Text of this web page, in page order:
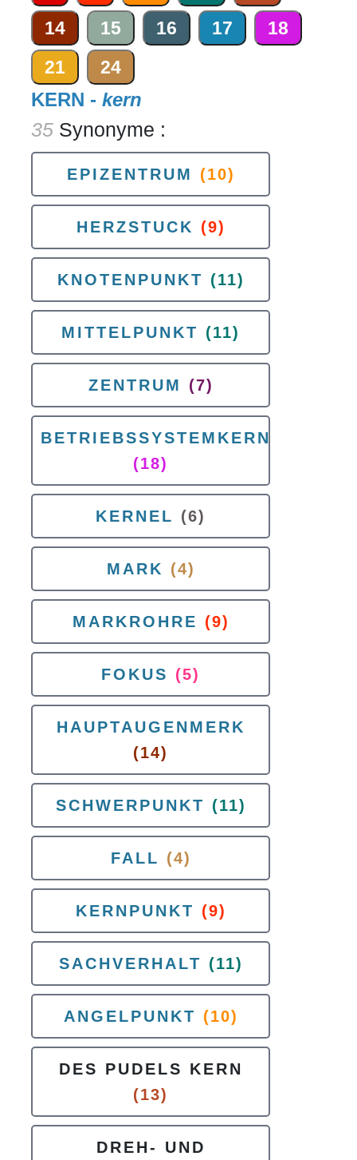
14
15 16 17
18
21
24
KERN - kern
35 Synonyme :
EPIZENTRUM (10)
HERZSTUCK (9)
KNOTENPUNKT (11)
MITTELPUNKT (11)
ZENTRUM (7)
BETRIEBSSYSTEMKERN
(18)
KERNEL (6)
MARK (4)
MARKROHRE (9)
FOKUS (5)
HAUPTAUGENMERK
(14)
SCHWERPUNKT (11)
FALL (4)
KERNPUNKT (9)
SACHVERHALT (11)
ANGELPUNKT (10)
DES PUDELS KERN
(13)
DREH- UND